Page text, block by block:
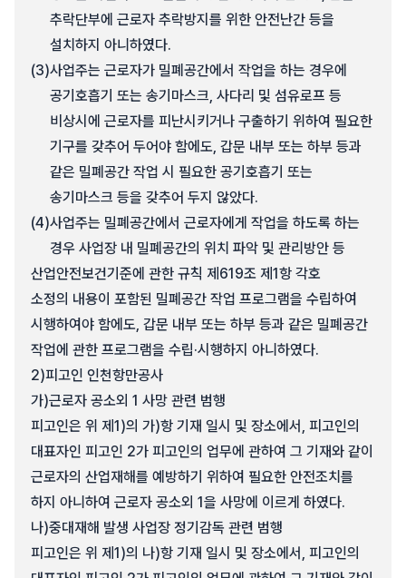
추락단부에 근로자 추락방지를 위한 안전난간 등을
설치하지 아니하였다.
(3)사업주는 근로자가 밀폐공간에서 작업을 하는 경우에
공기호흡기 또는 송기마스크, 사다리 및 섬유로프 등
비상시에 근로자를 피난시키거나 구출하기 위하여 필요한
기구를 갖추어 두어야 함에도, 갑문 내부 또는 하부 등과
같은 밀폐공간 작업 시 필요한 공기호흡기 또는
송기마스크 등을 갖추어 두지 않았다.
(4)사업주는 밀폐공간에서 근로자에게 작업을 하도록 하는
경우 사업장 내 밀폐공간의 위치 파악 및 관리방안 등
산업안전보건기준에 관한 규칙 제619조 제1항 각호
소정의 내용이 포함된 밀폐공간 작업 프로그램을 수립하여
시행하여야 함에도, 갑문 내부 또는 하부 등과 같은 밀폐공간
작업에 관한 프로그램을 수립·시행하지 아니하였다.
2)피고인 인천항만공사
가)근로자 공소외 1 사망 관련 범행
피고인은 위 제1)의 가)항 기재 일시 및 장소에서, 피고인의
대표자인 피고인 2가 피고인의 업무에 관하여 그 기재와 같이
근로자의 산업재해를 예방하기 위하여 필요한 안전조치를
하지 아니하여 근로자 공소외 1을 사망에 이르게 하였다.
나)중대재해 발생 사업장 정기감독 관련 범행
피고인은 위 제1)의 나)항 기재 일시 및 장소에서, 피고인의